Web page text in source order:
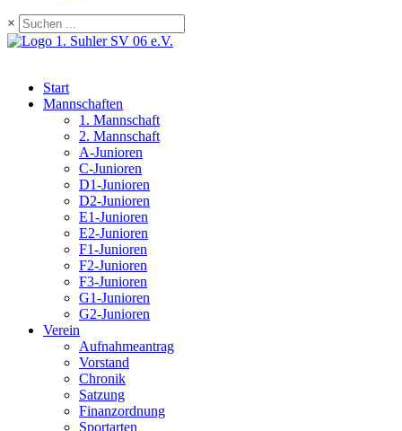
×
Start
Mannschaften
1. Mannschaft
2. Mannschaft
A-Junioren
C-Junioren
D1-Junioren
D2-Junioren
E1-Junioren
E2-Junioren
F1-Junioren
F2-Junioren
F3-Junioren
G1-Junioren
G2-Junioren
Verein
Aufnahmeantrag
Vorstand
Chronik
Satzung
Finanzordnung
Sportarten